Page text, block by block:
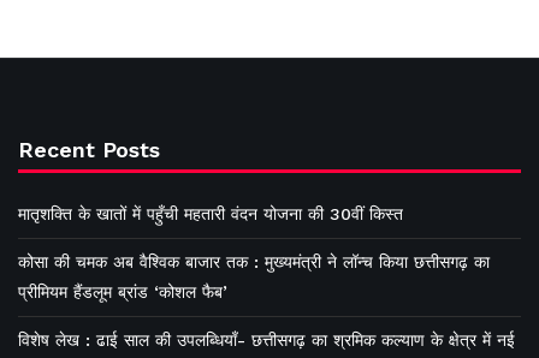
Recent Posts
मातृशक्ति के खातों में पहुँची महतारी वंदन योजना की 30वीं किस्त
कोसा की चमक अब वैश्विक बाजार तक : मुख्यमंत्री ने लॉन्च किया छत्तीसगढ़ का
प्रीमियम हैंडलूम ब्रांड ‘कोशल फैब’
विशेष लेख : ढाई साल की उपलब्धियाँ- छत्तीसगढ़ का श्रमिक कल्याण के क्षेत्र में नई